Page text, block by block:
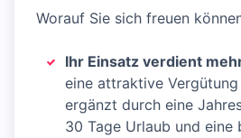
Worauf Sie sich freuen
Ihr Einsatz verdient
eine attraktive Vergütung
ergänzt durch eine
30 Tage Urlaub und eine